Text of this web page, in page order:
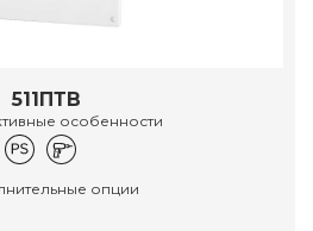
511ПТВ
особенности
опции